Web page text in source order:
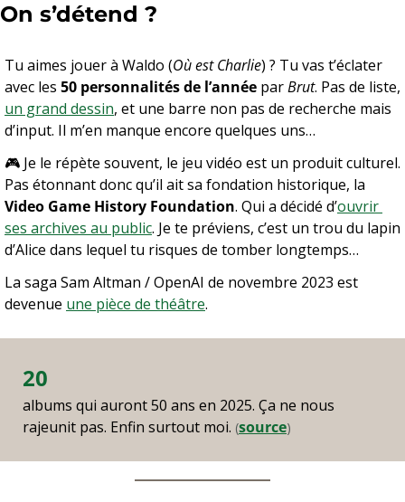
On s’détend ?
Tu aimes jouer à Waldo (Où est Charlie) ? Tu vas t’éclater
avec les 50 personnalités de l’année par Brut
un grand dessin, et une barre non pas de recherche mais
d’input. Il m’en manque encore quelques uns…
🎮 Je le répète souvent, le jeu vidéo est un produit culturel.
Video Game History Foundation. Qui a décidé d’ouvrir
ses archives au public. Je te préviens, c’est un trou du lapin
d’Alice dans lequel tu risques de tomber longtemps…
La saga Sam Altman / OpenAI de novembre 2023 est
devenue une pièce de théâtre.
20
albums qui auront 50 ans en 2025. Ça ne nous
rajeunit pas. Enfin surtout moi. (source)